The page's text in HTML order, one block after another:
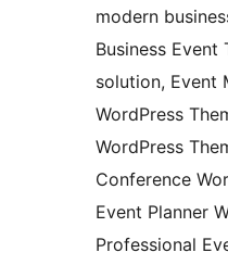
modern
Business Event
solution, Event
WordPress
WordPress
Conference
Event Planner
Professional